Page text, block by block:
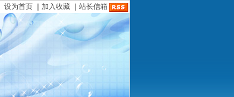
设为首页 加入收藏 站长信箱